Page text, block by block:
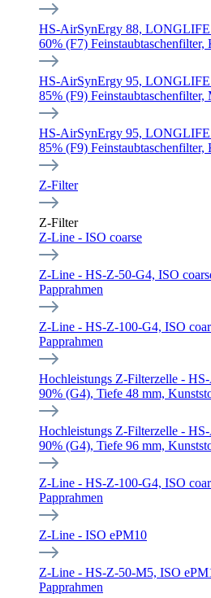
HS-AirSynErgy 88, LONGLIFE
60% (F7) Feinstaubtaschenfilter,
HS-AirSynErgy 95, LONGLIFE
85% (F9) Feinstaubtaschenfilter,
HS-AirSynErgy 95, LONGLIFE
85% (F9) Feinstaubtaschenfilter,
Z-Filter
Z-Filter
Z-Line - ISO coarse
Z-Line - HS-Z-50-G4, ISO
Papprahmen
Z-Line - HS-Z-100-G4, ISO
Papprahmen
Hochleistungs Z-Filterzelle -
90% (G4), Tiefe 48 mm,
Hochleistungs Z-Filterzelle -
90% (G4), Tiefe 96 mm,
Z-Line - HS-Z-100-G4, ISO
Papprahmen
Z-Line - ISO ePM10
Z-Line - HS-Z-50-M5, ISO
Papprahmen